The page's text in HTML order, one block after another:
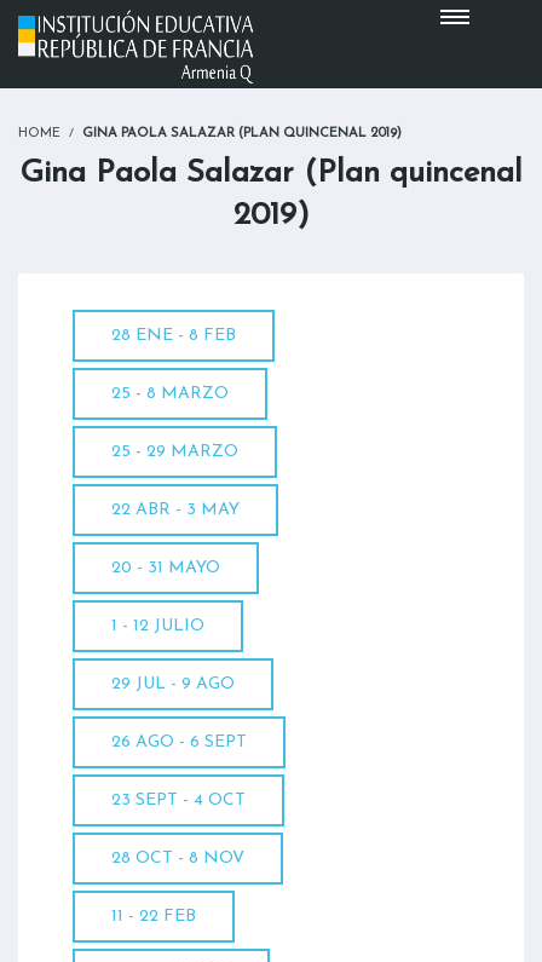
HOME GINA PAOLA SALAZAR (PLAN QUINCENAL 2019)
Gina Paola Salazar (Plan quincenal
2019)
28 ENE - 8 FEB
25 - 8 MARZO
25 - 29 MARZO
22 ABR - 3 MAY
20 - 31 MAYO
1 - 12 JULIO
29 JUL - 9 AGO
26 AGO - 6 SEPT
23 SEPT - 4 OCT
28 OCT - 8 NOV
11 - 22 FEB